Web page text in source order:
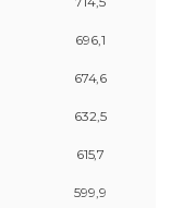
696,1
674,6
632,5
615,7
599,9